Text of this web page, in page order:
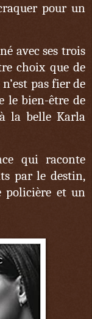
pour un
avec ses trois
choix que de
pas fier de
le bien-être de
la belle Karla
qui raconte
par le destin,
policière et un